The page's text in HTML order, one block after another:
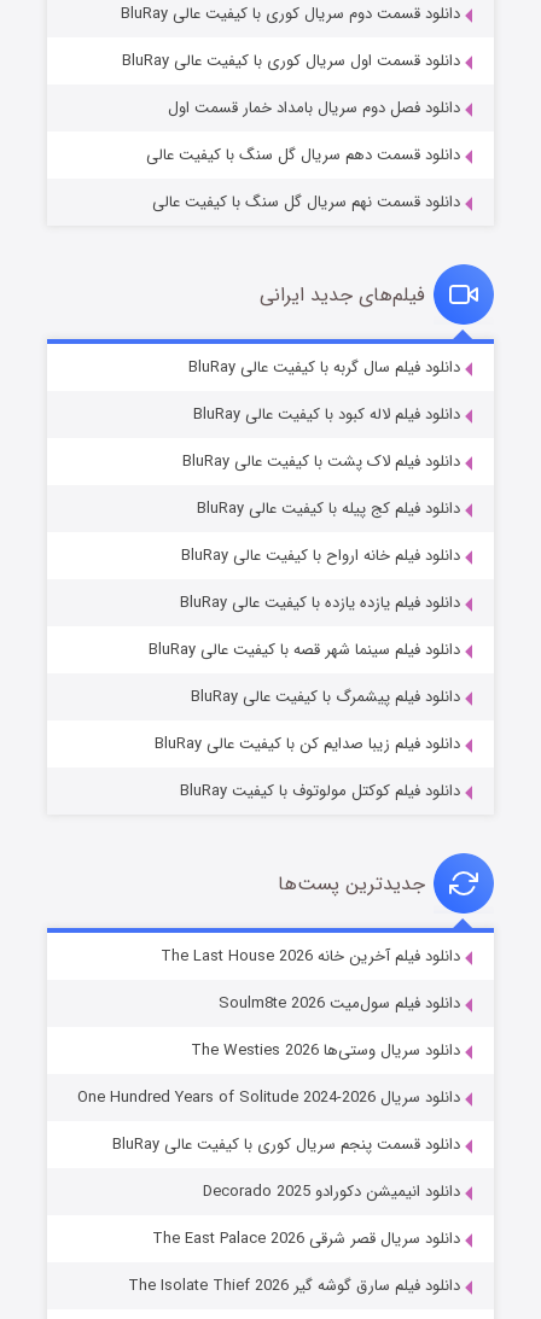
مردگان متحرک: شهر مرده ۳
قسمت۲ (زیرنویس) منتشر شد
قسمت۷ (زیرنویس) منتشر شد
خاندان اژدها فصل ۳
جادوگری در مغولستان
قسمت۱۴ (زیرنویس) منتشر شد
دانلود قسمت دوم سریال کوری با کیفیت عالی BluRay
دانلود قسمت اول سریال کوری با کیفیت عالی BluRay
دانلود فصل دوم سریال بامداد خمار قسمت اول
دانلود قسمت دهم سریال گل سنگ با کیفیت عالی
دانلود قسمت نهم سریال گل سنگ با کیفیت عالی
فیلم‌های جدید ایرانی
دانلود فیلم سال گربه با کیفیت عالی BluRay
دانلود فیلم لاله کبود با کیفیت عالی BluRay
دانلود فیلم لاک پشت با کیفیت عالی BluRay
دانلود فیلم کج‌ پیله با کیفیت عالی BluRay
دانلود فیلم خانه ارواح با کیفیت عالی BluRay
دانلود فیلم یازده یازده با کیفیت عالی BluRay
دانلود فیلم سینما شهر قصه با کیفیت عالی BluRay
دانلود فیلم پیشمرگ با کیفیت عالی BluRay
دانلود فیلم زیبا صدایم کن با کیفیت عالی BluRay
دانلود فیلم کوکتل مولوتوف با کیفیت BluRay
جدیدترین پست‌ها
دانلود فیلم آخرین خانه The Last House 2026
دانلود فیلم سول‌میت Soulm8te 2026
دانلود سریال وستی‌ها The Westies 2026
دانلود سریال One Hundred Years of Solitude 2024-2026
دانلود قسمت پنجم سریال کوری با کیفیت عالی BluRay
دانلود انیمیشن دکورادو Decorado 2025
دانلود سریال قصر شرقی The East Palace 2026
دانلود فیلم سارق گوشه گیر The Isolate Thief 2026